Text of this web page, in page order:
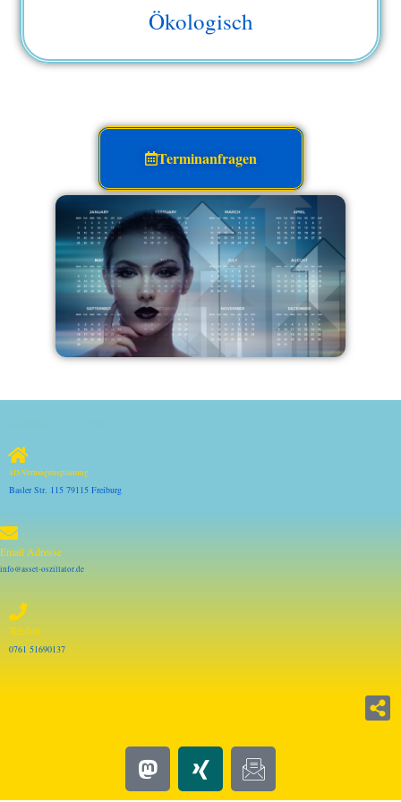
Ökologisch
Terminanfragen
4D-Vermögensplanung
Basler Str. 115 79115 Freiburg
Email Adresse
info@asset-oszillator.de
Telefon
0761 51690137